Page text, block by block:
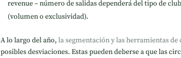
revenue – número de salidas dependerá del tipo de
(volumen o exclusividad).
A lo largo del año,la segmentación y las herramientas
posibles desviaciones. Estas pueden deberse a que las